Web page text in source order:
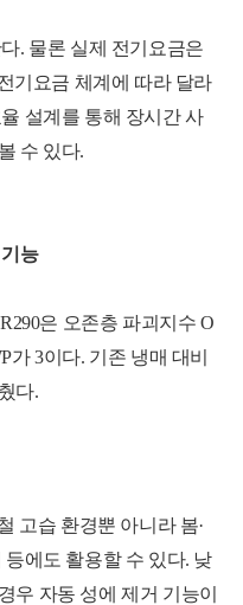
. 물론 실제 전기요금은
기요금 체계에 따라 달라
설계를 통해 장시간 사
수 있다.
능
은 오존층 파괴지수 O
3이다. 기존 냉매 대비
다.
고습 환경뿐 아니라 봄·
에도 활용할 수 있다. 낮
우 자동 성에 제거 기능이